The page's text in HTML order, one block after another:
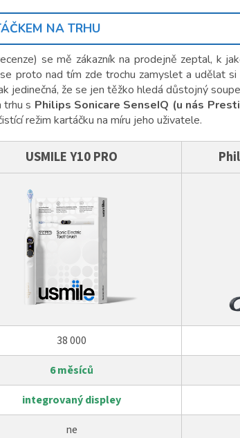
NA TRHU
se mě zákazník na prodejně zeptal, k
proto nad tím zde trochu zamyslet a udělat
jedinečná, že se jen těžko hledá důstojný
trhu s Philips Sonicare SenseIQ (u nás
režim kartáčku na míru jeho uživatele.
USMILE Y10 PRO
38 000
6 měsíců
integrovaný displey
ne